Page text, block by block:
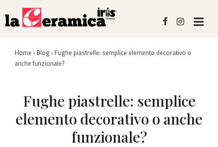
Skip
to
ContentMenù
Principale
Home › Blog › Fughe piastrelle: semplice elemento decorativo o
anche funzionale?
Fughe piastrelle: semplice
elemento decorativo o anche
funzionale?